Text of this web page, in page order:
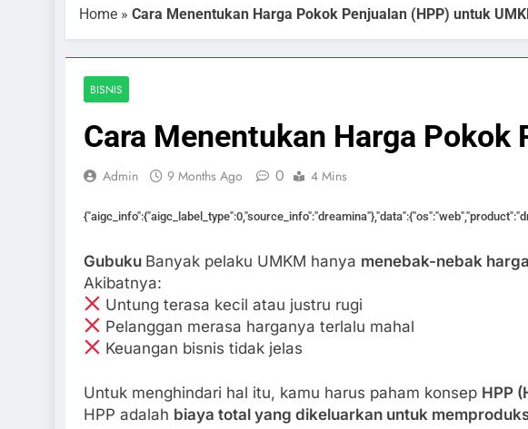
Home » Cara Menentukan Harga Pokok Penjualan (HPP) untuk
BISNIS
Cara Menentukan Harga
Admin 9 Months Ago 0 4 Mins
Gubuku Banyak pelaku UMKM hanya menebak-nebak
Akibatnya:
Untung terasa kecil atau justru rugi
Pelanggan merasa harganya terlalu mahal
Keuangan bisnis tidak jelas
Untuk menghindari hal itu, kamu harus paham konsep HPP
HPP adalah biaya total yang dikeluarkan untuk